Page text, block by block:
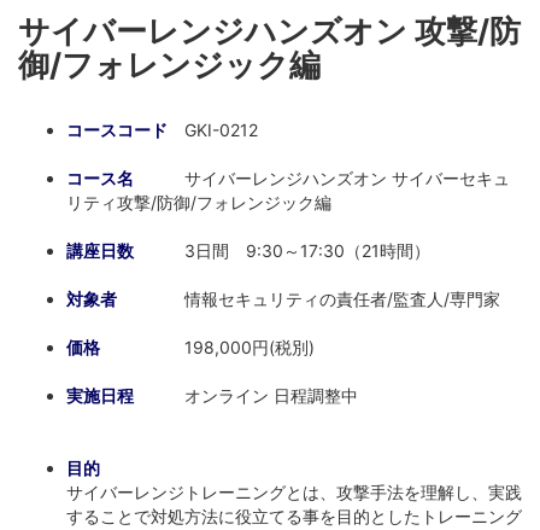
サイバーレンジハンズオン 攻撃/防
御/フォレンジック編
コースコード GKI-0212
コース名 サイバーレンジハンズオン サイバーセキュ
リティ攻撃/防御/フォレンジック編
講座日数 3日間 9:30～17:30（21時間）
対象者情報セキュリティの責任者/監査人/専門家
価格 198,000円(税別)
実施日程 オンライン 日程調整中
目的
サイバーレンジトレーニングとは、攻撃手法を理解し、実践
することで対処方法に役立てる事を目的としたトレーニング